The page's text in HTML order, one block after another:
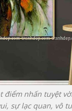
điểm nhấn tuyệt
sự lạc quan, vô